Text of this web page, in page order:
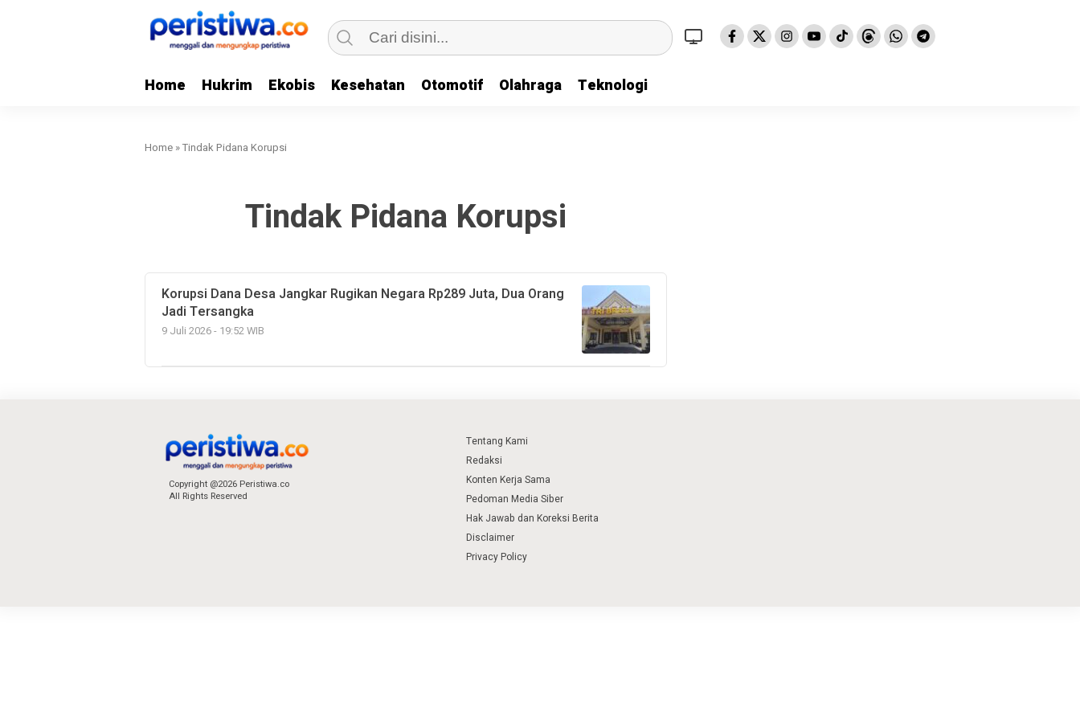
Home Hukrim Ekobis Kesehatan Otomotif Olahraga Teknologi
Home »Tindak Pidana Korupsi
Tindak Pidana Korupsi
Korupsi Dana Desa Jangkar Rugikan Negara Rp289 Juta, Dua Orang
Jadi Tersangka
9 Juli 2026 - 19:52 WIB
Copyright @2026 Peristiwa.co
All Rights Reserved
Tentang Kami
Redaksi
Konten Kerja Sama
Pedoman Media Siber
Hak Jawab dan Koreksi Berita
Disclaimer
Privacy Policy